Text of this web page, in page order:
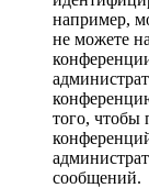
например,
не можете
того, чтобы
сообщений.